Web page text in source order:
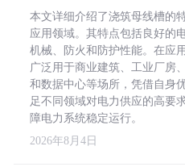
本文详细介绍了浇筑母线槽的
应用领域。其特点包括良好的电
机械、防火和防护性能。在应
广泛用于商业建筑、工业厂房
和数据中心等场所，凭借自身
足不同领域对电力供应的高要
障电力系统稳定运行。
2026年8月4日